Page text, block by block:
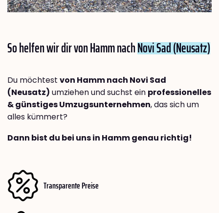
So helfen wir dir von Hamm nachNovi Sad (Neusatz)
Du möchtest von Hamm nach Novi Sad
(Neusatz) umziehen und suchst ein professionelles
& günstiges Umzugsunternehmen, das sich um
alles kümmert?
Dann bist du bei uns in Hamm genau richtig!
Transparente Preise